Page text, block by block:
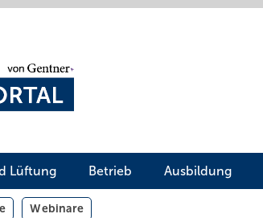
Lüftung Betrieb Ausbildung
Webinare